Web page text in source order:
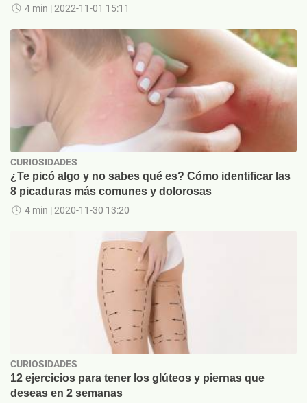
4 min | 2022-11-01 15:11
CURIOSIDADES
¿Te picó algo y no sabes qué es? Cómo identificar las
8 picaduras más comunes y dolorosas
4 min | 2020-11-30 13:20
CURIOSIDADES
12 ejercicios para tener los glúteos y piernas que
deseas en 2 semanas